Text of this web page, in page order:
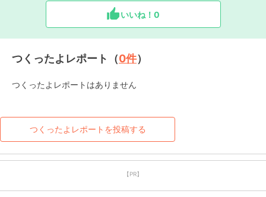
いいね！ 0
つくったよレポート（0件）
つくったよレポートはありません
つくったよレポートを投稿する
【PR】